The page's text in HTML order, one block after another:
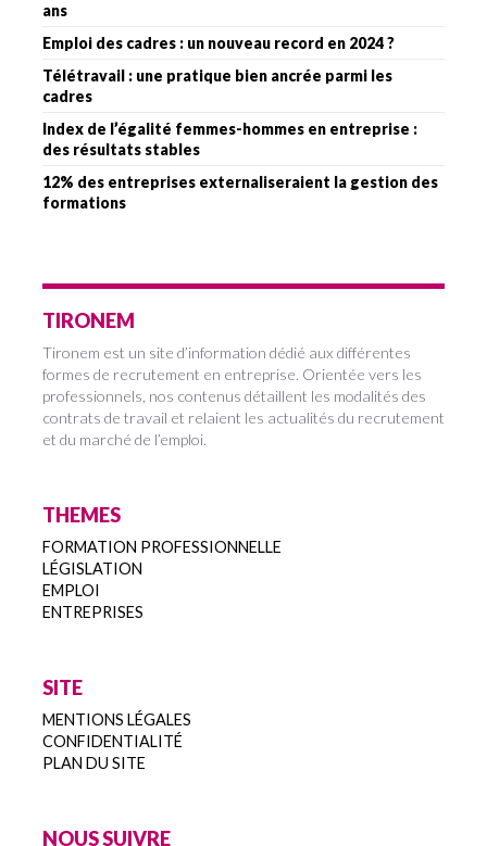
ans
Emploi des cadres : un nouveau record en 2024 ?
Télétravail : une pratique bien ancrée parmi les
cadres
Index de l’égalité femmes-hommes en entreprise :
des résultats stables
12% des entreprises externaliseraient la gestion des
formations
TIRONEM
Tironem est un site d’information dédié aux différentes
formes de recrutement en entreprise. Orientée vers les
professionnels, nos contenus détaillent les modalités des
contrats de travail et relaient les actualités du recrutement
et du marché de l’emploi.
THEMES
FORMATION PROFESSIONNELLE
LÉGISLATION
EMPLOI
ENTREPRISES
SITE
MENTIONS LÉGALES
CONFIDENTIALITÉ
PLAN DU SITE
NOUS SUIVRE